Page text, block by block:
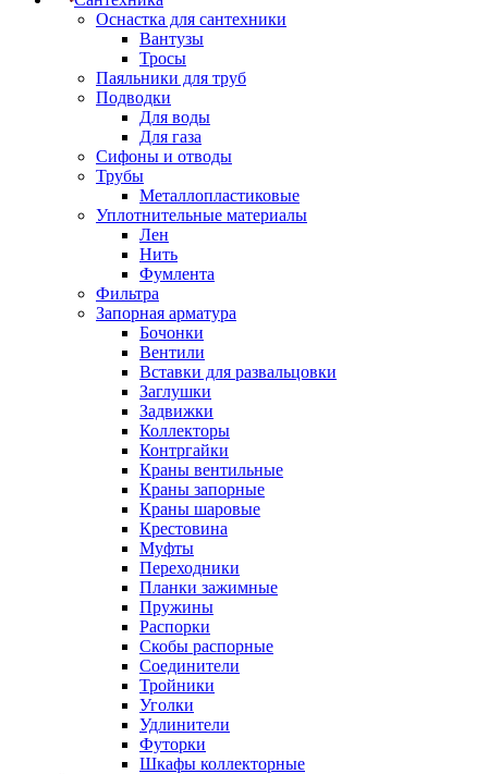
Оснастка для сантехники
Вантузы
Тросы
Паяльники для труб
Подводки
Для воды
Для газа
Сифоны и отводы
Трубы
Металлопластиковые
Уплотнительные материалы
Лен
Нить
Фумлента
Фильтра
Запорная арматура
Бочонки
Вентили
Вставки для развальцовки
Заглушки
Задвижки
Коллекторы
Контргайки
Краны вентильные
Краны запорные
Краны шаровые
Крестовина
Муфты
Переходники
Планки зажимные
Пружины
Распорки
Скобы распорные
Соединители
Тройники
Уголки
Удлинители
Футорки
Шкафы коллекторные